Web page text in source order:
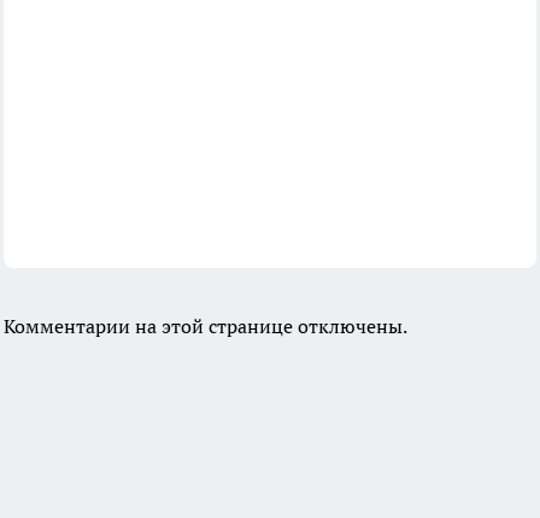
Комментарии на этой странице отключены.